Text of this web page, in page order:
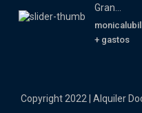
Gran...
+ gastos
Copyright 2022 | Alquiler